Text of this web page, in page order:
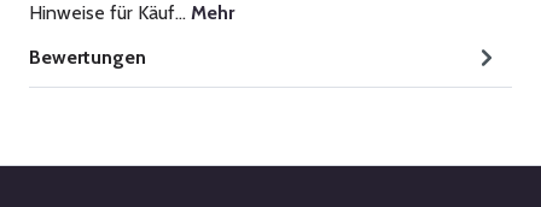
Hinweise für Käuf… Mehr
Bewertungen